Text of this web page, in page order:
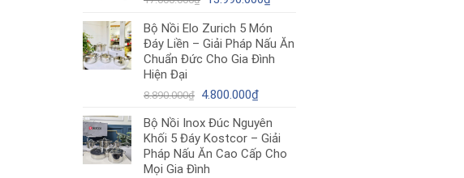
là:
17.000.000₫.
tại
là:
13.990.000₫.
Bộ Nồi Elo Zurich 5 Món
Đáy Liền – Giải Pháp Nấu Ăn
Chuẩn Đức Cho Gia Đình
Hiện Đại
8.890.000₫ Giá
là:
8.890.000₫.
4.800.000₫Giá
tại
là:
4.800.000₫.
Bộ Nồi Inox Đúc Nguyên
Khối 5 Đáy Kostcor – Giải
Pháp Nấu Ăn Cao Cấp Cho
Mọi Gia Đình